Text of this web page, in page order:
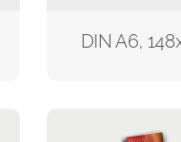
DIN A6,